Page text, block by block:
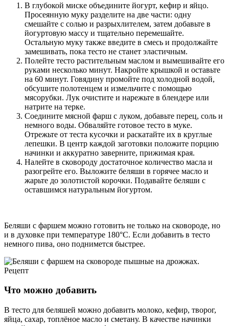
В глубокой миске объедините йогурт, кефир и яйцо.
Просеянную муку разделите на две части: одну
смешайте с солью и разрыхлителем, затем добавьте в
йогуртовую массу и тщательно перемешайте.
Остальную муку также введите в смесь и продолжайте
замешивать, пока тесто не станет эластичным.
Полейте тесто растительным маслом и вымешивайте его
руками несколько минут. Накройте крышкой и оставьте
на 60 минут. Говядину промойте под холодной водой,
обсушите полотенцем и измельчите с помощью
мясорубки. Лук очистите и нарежьте в блендере или
натрите на терке.
Соедините мясной фарш с луком, добавьте перец, соль и
немного воды. Обваляйте готовое тесто в муке.
Отрежьте от теста кусочки и раскатайте их в круглые
лепешки. В центр каждой заготовки положите порцию
начинки и аккуратно заверните, прижимая края.
Налейте в сковороду достаточное количество масла и
разогрейте его. Выложите беляши в горячее масло и
жарьте до золотистой корочки. Подавайте беляши с
оставшимся натуральным йогуртом.
Беляши с фаршем можно готовить не только на сковороде, но
и в духовке при температуре 180°C. Если добавить в тесто
немного пива, оно поднимется быстрее.
Что можно добавить
В тесто для беляшей можно добавить молоко, кефир, творог,
яйца, сахар, топлёное масло и сметану. В качестве начинки